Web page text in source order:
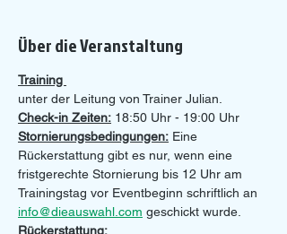
Über die Veranstaltung
Training
unter der Leitung von Trainer Julian.
Check-in Zeiten: 18:50 Uhr - 19:00 Uhr
Stornierungsbedingungen: Eine
Rückerstattung gibt es nur, wenn eine
fristgerechte Stornierung bis 12 Uhr am
Trainingstag vor Eventbeginn schriftlich an
info@dieauswahl.com geschickt wurde.
Rückerstattung: